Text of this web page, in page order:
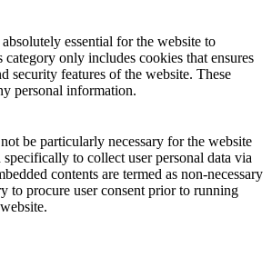
essential for the website to
only includes cookies that ensures
security features of the website. These
personal information.
be particularly necessary for the website
to collect user personal data via
contents are termed as non-necessary
to procure user consent prior to running